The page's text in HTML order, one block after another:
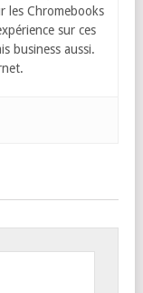
les Chromebooks
sur ces
business aussi.